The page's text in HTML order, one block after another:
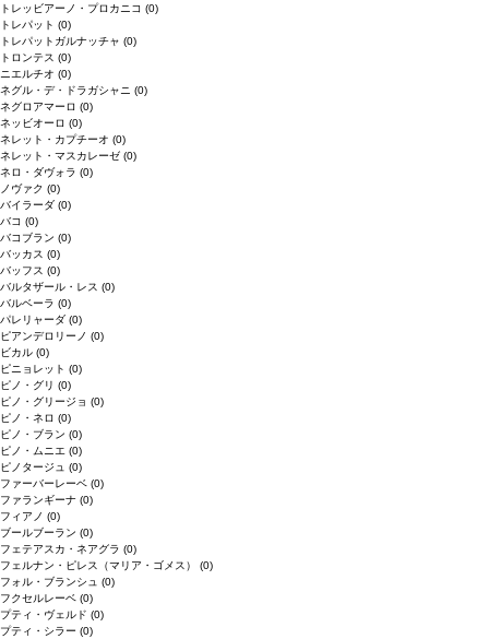
トレッビアーノ・プロカニコ (0)
トレパット (0)
トレパットガルナッチャ (0)
トロンテス (0)
ニエルチオ (0)
ネグル・デ・ドラガシャニ (0)
ネグロアマーロ (0)
ネッビオーロ (0)
ネレット・カプチーオ (0)
ネレット・マスカレーゼ (0)
ネロ・ダヴォラ (0)
ノヴァク (0)
バイラーダ (0)
バコ (0)
バコブラン (0)
バッカス (0)
バッフス (0)
バルタザール・レス (0)
バルベーラ (0)
パレリャーダ (0)
ピアンデロリーノ (0)
ビカル (0)
ピニョレット (0)
ピノ・グリ (0)
ピノ・グリージョ (0)
ピノ・ネロ (0)
ピノ・ブラン (0)
ピノ・ムニエ (0)
ピノタージュ (0)
ファーバーレーベ (0)
ファランギーナ (0)
フィアノ (0)
ブールブーラン (0)
フェテアスカ・ネアグラ (0)
フェルナン・ピレス（マリア・ゴメス） (0)
フォル・ブランシュ (0)
フクセルレーベ (0)
プティ・ヴェルド (0)
プティ・シラー (0)